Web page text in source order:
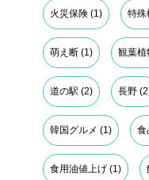
火災保険 (1) 特殊
萌え断 (1) 観葉植
道の駅 (2) 長野
韓国グルメ (1) 食
食用油値上げ (1)